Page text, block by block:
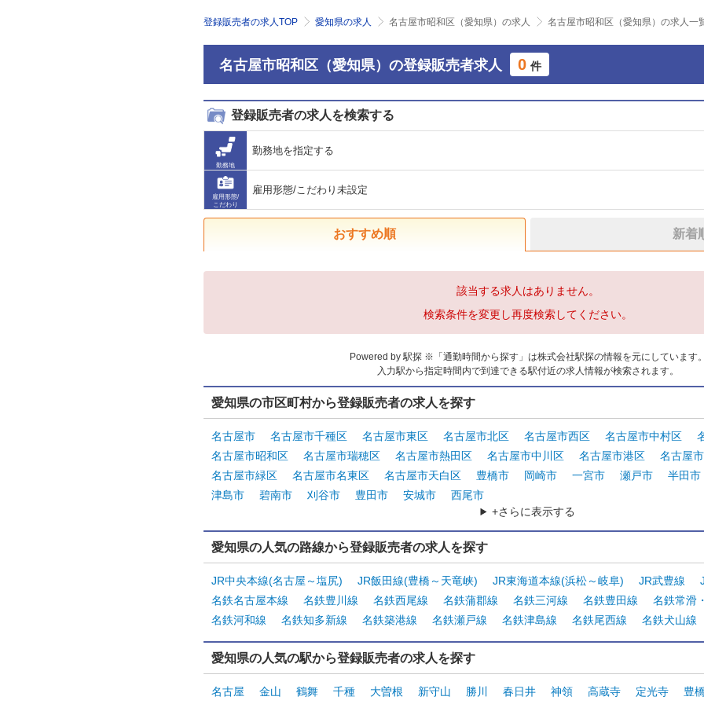
登録販売者の求人TOP 愛知県の求人 名古屋市昭和区（愛知県）の求人 名古屋市昭和区（愛知県）の求人一
名古屋市昭和区（愛知県）の登録販売者求人 0 件
登録販売者の求人を検索する
勤務地
勤務地を指定する
雇用形態/
こだわり
雇用形態/こだわり未設定
おすすめ順 新着
該当する求人はありません。
検索条件を変更し再度検索してください。
Powered by 駅探 ※「通勤時間から探す」は株式会社駅探の情報を元にしています
入力駅から指定時間内で到達できる駅付近の求人情報が検索されます。
愛知県の市区町村から登録販売者の求人を探す
名古屋市 名古屋市千種区 名古屋市東区 名古屋市北区 名古屋市西区 名古屋市中村区
名古屋市昭和区
名古屋市瑞穂区 名古屋市熱田区 名古屋市中川区 名古屋市港区
名古屋
名古屋市緑区
名古屋市名東区 名古屋市天白区 豊橋市 岡崎市 一宮市 瀬戸市
半田市
津島市
碧南市 刈谷市 豊田市 安城市
西尾市
+さらに表示する
愛知県の人気の路線から登録販売者の求人を探す
JR中央本線(名古屋～塩尻) JR飯田線(豊橋～天竜峡) JR東海道本線(浜松～岐阜) JR武豊線
名鉄名古屋本線
名鉄豊川線 名鉄西尾線 名鉄蒲郡線 名鉄三河線 名鉄豊田線
名鉄常滑
名鉄河和線
名鉄知多新線 名鉄築港線 名鉄瀬戸線 名鉄津島線 名鉄尾西線 名鉄犬山線
愛知県の人気の駅から登録販売者の求人を探す
名古屋 金山 鶴舞 千種 大曽根 新守山 勝川 春日井 神領 高蔵寺 定光寺 豊